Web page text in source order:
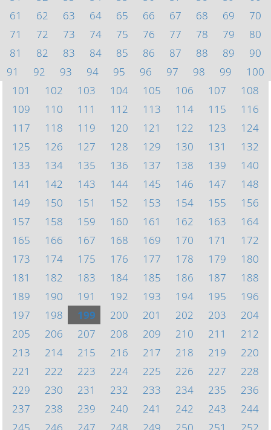
61
62 63 64 65 66 67 68 69
70
71
72 73 74 75 76 77 78 79
80
81
82 83 84 85 86 87 88 89
90
91
92 93 94 95 96 97 98 99
100
101
102 103 104 105 106 107
108
109
110 111 112 113 114 115
116
117
118 119 120 121 122 123
124
125
126 127 128 129 130 131
132
133
134 135 136 137 138 139
140
141
142 143 144 145 146 147
148
149
150 151 152 153 154 155
156
157
158 159 160 161 162 163
164
165
166 167 168 169 170 171
172
173
174 175 176 177 178 179
180
181
182 183 184 185 186 187
188
189
190 191 192 193 194 195
196
197
198 199 200 201 202 203
204
205
206 207 208 209 210 211
212
213
214 215 216 217 218 219
220
221
222 223 224 225 226 227
228
229
230 231 232 233 234 235
236
237
238 239 240 241 242 243
244